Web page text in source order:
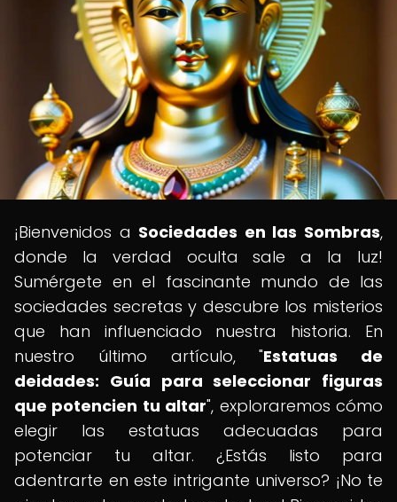
¡Bienvenidos a Sociedades en las Sombras,
donde la verdad oculta sale a la luz!
Sumérgete en el fascinante mundo de las
sociedades secretas y descubre los misterios
que han influenciado nuestra historia. En
nuestro último artículo, "Estatuas de
deidades: Guía para seleccionar figuras
que potencien tu altar", exploraremos cómo
elegir las estatuas adecuadas para
potenciar tu altar. ¿Estás listo para
adentrarte en este intrigante universo? ¡No te